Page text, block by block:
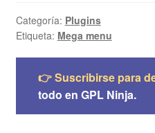
Categoría: Plugins
Etiqueta: Mega menu
👉 Suscribirse para
todo en GPL Ninja.